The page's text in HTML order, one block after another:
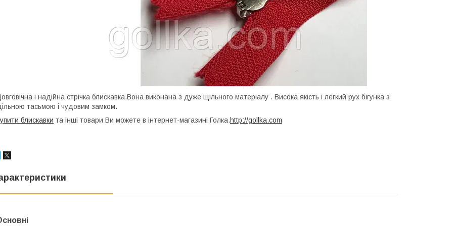
і надійна стрічка блискавка.Вона виконана з дуже щільного матеріалу . Висока якість і легкий рух бігунка з
тасьмою і чудовим замком.
блискавки та інші товари Ви можете в інтернет-магазині Голка.http://gollka.com